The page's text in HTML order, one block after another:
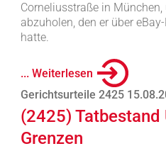
Corneliusstraße in
abzuholen, den er über
hatte.
... Weiterlesen
Gerichtsurteile 2425
(2425)
Grenzen